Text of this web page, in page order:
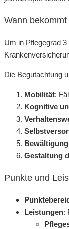
Wann
Um in Pflegegrad
Die Begutachtung
Mobilität:
Kognitive
Gestaltung
Punkte und
Leistungen: